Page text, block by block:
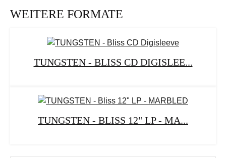
WEITERE FORMATE
TUNGSTEN - BLISS CD DIGISLEE...
TUNGSTEN - BLISS 12" LP - MA...